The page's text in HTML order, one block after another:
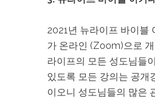
2021년 뉴라이프 바이블
가 온라인 (Zoom)으로
라이프의 모든 성도님들
있도록 모든 강의는 공개
이오니 성도님들의 많은